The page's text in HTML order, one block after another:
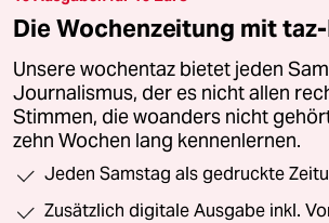
Die Wochenzeitung mit
Unsere wochentaz bietet jeden
Journalismus, der es nicht allen
Stimmen, die woanders nicht
zehn Wochen lang kennenlernen.
Jeden Samstag als gedruckte
Zusätzlich digitale Ausgabe inkl.